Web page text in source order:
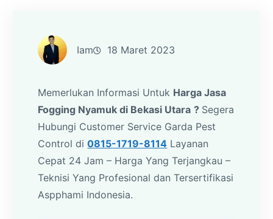
Iam 18 Maret 2023
Memerlukan Informasi Untuk Harga Jasa
Fogging Nyamuk di Bekasi Utara ? Segera
Hubungi Customer Service Garda Pest
Control di0815-1719-8114 Layanan
Cepat 24 Jam – Harga Yang Terjangkau –
Teknisi Yang Profesional dan Tersertifikasi
Aspphami Indonesia.